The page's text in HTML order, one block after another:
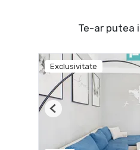
Te-ar putea
Exclusivitate
Previous